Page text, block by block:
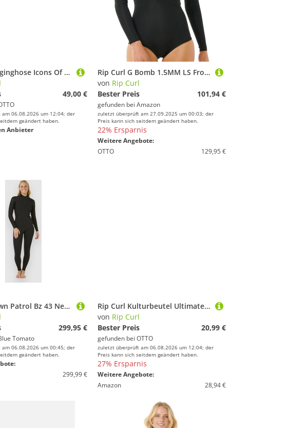
Rip Curl Jogginghose Icons Of Surf Trainingshose
49,00 €
06.08.2026 um 12:04; der
geändert haben.
Anbieter
Rip Curl G Bomb 1.5MM LS Front Zip Shorty 2025 Black, 12
von Rip Curl
Bester Preis
101,94 €
gefunden bei Amazon
zuletzt überprüft am 27.09.2025 um 00:03; der
Preis kann sich seitdem geändert haben.
22% Ersparnis
Weitere Angebote:
OTTO
129,95 €
Rip Curl Dawn Patrol Bz 43 Neoprenanzug black
299,95 €
Tomato
06.08.2026 um 00:45; der
geändert haben.
299,99 €
Rip Curl Kulturbeutel Ultimate Kulturbeutel
von Rip Curl
Bester Preis
20,99 €
gefunden bei OTTO
zuletzt überprüft am 06.08.2026 um 12:04; der
Preis kann sich seitdem geändert haben.
27% Ersparnis
Weitere Angebote:
Amazon
28,94 €